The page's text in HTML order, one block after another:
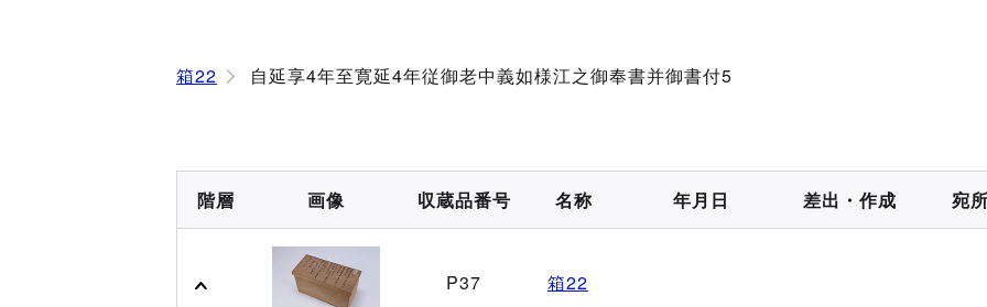
箱22 自延享4年至寛延4年従御老中義如様江之御奉書并御書付5
階層 画像 収蔵品番号 名称 年月日 差出・作成 宛
P37 箱22